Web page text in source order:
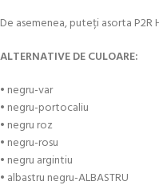
De asemenea, puteți asorta P2R
ALTERNATIVE DE CULOARE:
• negru-var
• negru-portocaliu
• negru roz
• negru-rosu
• negru argintiu
• albastru negru-ALBASTRU